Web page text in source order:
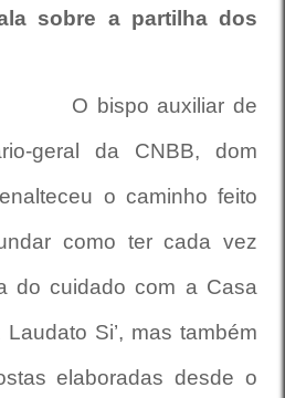
sobre a partilha dos
O bispo auxiliar de
geral da CNBB, dom
o caminho feito
como ter cada vez
do cuidado com a Casa
Si’, mas também
elaboradas desde o